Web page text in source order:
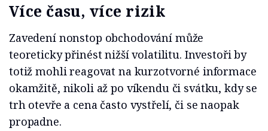
Více času, více rizik
Zavedení nonstop obchodování může
teoreticky přinést nižší volatilitu. Investoři by
totiž mohli reagovat na kurzotvorné informace
okamžitě, nikoli až po víkendu či svátku, kdy se
trh otevře a cena často vystřelí, či se naopak
propadne.